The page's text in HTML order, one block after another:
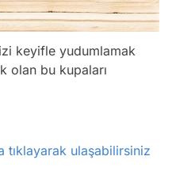
keyifle yudumlamak
olan bu kupaları
tıklayarak ulaşabilirsiniz